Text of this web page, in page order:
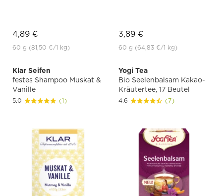
4,89 €
60 g (81,50 €/1 kg)
3,89 €
60 g (64,83 €/1 kg)
Klar Seifen
festes Shampoo Muskat &
Vanille
5.0 (1)
Yogi Tea
Bio Seelenbalsam Kakao-
Kräutertee, 17 Beutel
4.6 (7)